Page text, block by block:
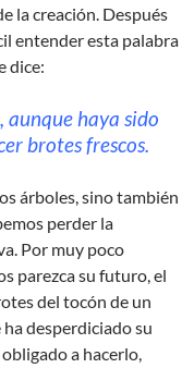
la creación. Después
entender esta palabra
dice:
aunque haya sido
brotes frescos.
árboles, sino también
perder la
Por muy poco
parezca su futuro, el
del tocón de un
desperdiciado su
a hacerlo,